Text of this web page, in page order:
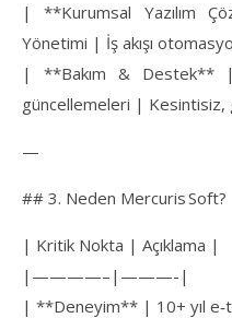
| **Kurumsal Yazılım
Yönetimi | İş akışı
| **Bakım & Destek** |
güncellemeleri | Kesintisiz,
—
## 3. Neden Mercuris Soft?
| Kritik Nokta | Açıklama |
|————–|———-|
| **Deneyim** | 10+ yıl